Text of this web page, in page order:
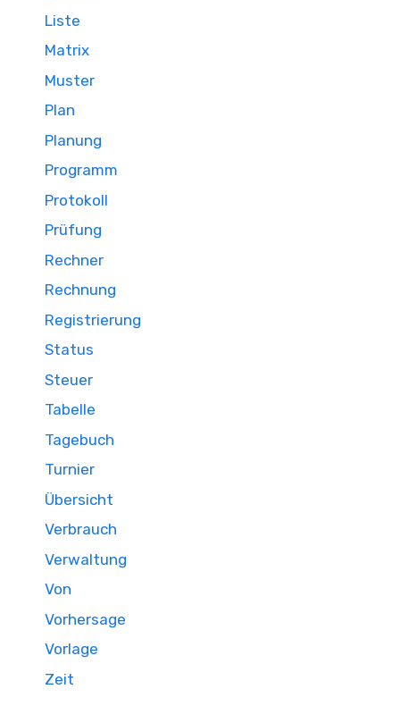
Liste
Matrix
Muster
Plan
Planung
Programm
Protokoll
Prüfung
Rechner
Rechnung
Registrierung
Status
Steuer
Tabelle
Tagebuch
Turnier
Übersicht
Verbrauch
Verwaltung
Von
Vorhersage
Vorlage
Zeit